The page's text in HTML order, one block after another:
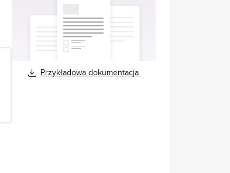
Przykładowa dokumentacja